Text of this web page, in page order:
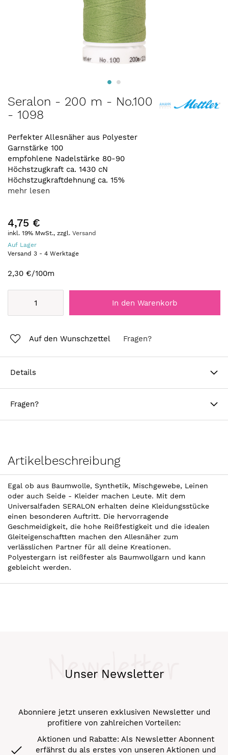
Anfang
der
springen
Seralon - 200 m - No.100
- 1098
Perfekter Allesnäher aus Polyester
Garnstärke 100
empfohlene Nadelstärke 80-90
Höchstzugkraft ca. 1430 cN
Höchstzugkraftdehnung ca. 15%
mehr lesen
4,75 €
inkl. 19% MwSt., zzgl. Versand
Auf Lager
Versand 3 - 4 Werktage
2,30 €/100m
In den Warenkorb
Auf den Wunschzettel Fragen?
Details
Fragen?
Artikelbeschreibung
Egal ob aus Baumwolle, Synthetik, Mischgewebe, Leinen
oder auch Seide - Kleider machen Leute. Mit dem
Universalfaden SERALON erhalten deine Kleidungsstücke
einen besonderen Auftritt. Die hervorragende
Geschmeidigkeit, die hohe Reißfestigkeit und die idealen
Gleiteigenschaftten machen den Allesnäher zum
verlässlichen Partner für all deine Kreationen.
Polyestergarn ist reißfester als Baumwollgarn und kann
gebleicht werden.
Unser Newsletter
Newsletter
Abonniere jetzt unseren exklusiven Newsletter und
profitiere von zahlreichen Vorteilen:
Aktionen und Rabatte: Als Newsletter Abonnent
erfährst du als erstes von unseren Aktionen und